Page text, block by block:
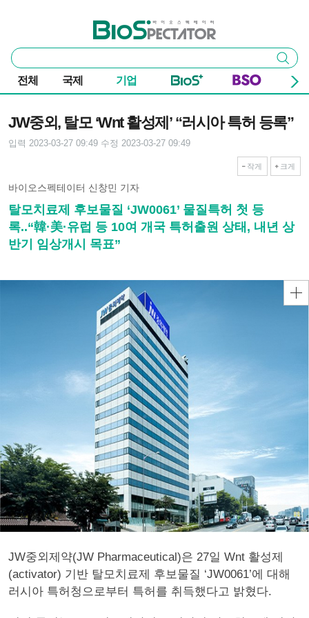
바이오스펙테이터
통
합
검
색
검색
전체 국제 기업
JW중외, 탈모 ‘Wnt 활성제’ “러시아 특허 등록”
입력 2023-03-27 09:49 수정 2023-03-27 09:49
작게 크게
바이오스펙테이터 신창민 기자
탈모치료제 후보물질 ‘JW0061’ 물질특허 첫 등
록..“韓·美·유럽 등 10여 개국 특허출원 상태, 내년 상
반기 임상개시 목표”
JW중외제약(JW Pharmaceutical)은 27일 Wnt 활성제
(activator) 기반 탈모치료제 후보물질 ‘JW0061’에 대해
러시아 특허청으로부터 특허를 취득했다고 밝혔다.